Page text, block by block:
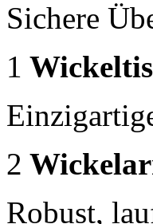
Sichere
1
2
Robust,